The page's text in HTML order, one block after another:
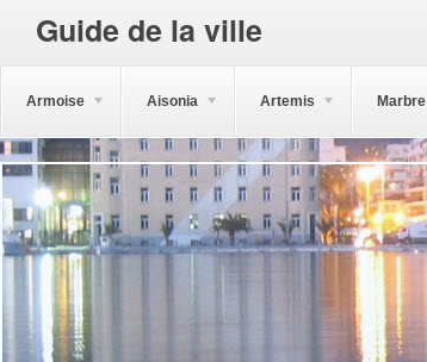
Guide de la ville
Armoise Aisonia Artemis Marbre